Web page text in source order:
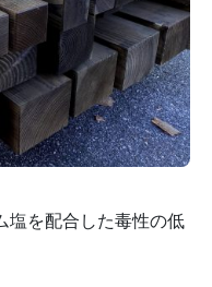
塩を配合した毒性の低